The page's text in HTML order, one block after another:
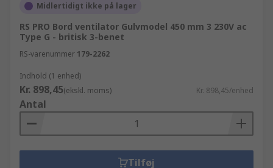
Midlertidigt ikke på lager
RS PRO Bord ventilator Gulvmodel 450 mm 3 230V ac
Type G - britisk 3-benet
RS-varenummer 179-2262
Indhold (1 enhed)
Kr. 898,45(ekskl. moms) Kr. 898,45/enhed
Antal
Tilføj